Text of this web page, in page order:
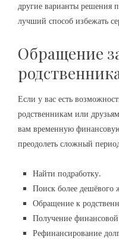
другие варианты решения
лучший способ избежать
Обращение
Если у вас есть
родственникам или
вам временную
преодолеть сложный
Найти подработку.
Поиск более дешёвого
Обращение к
Получение
Рефинансирование